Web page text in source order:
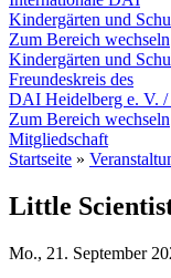
Kindergärten und
Zum Bereich wechseln
Kindergärten und
Freundeskreis des
DAI Heidelberg e. V.
Zum Bereich wechseln
Mitgliedschaft
Startseite »
Little
Mo., 21. September